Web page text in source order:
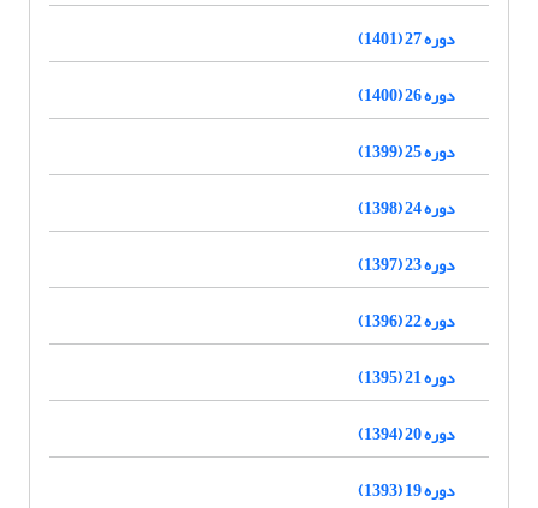
دوره 27 (1401)
دوره 26 (1400)
دوره 25 (1399)
دوره 24 (1398)
دوره 23 (1397)
دوره 22 (1396)
دوره 21 (1395)
دوره 20 (1394)
دوره 19 (1393)